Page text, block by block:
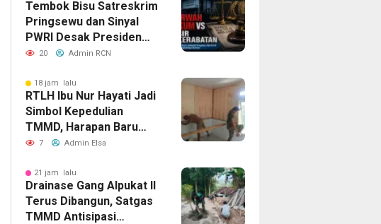
Tembok Bisu Satreskrim
Pringsewu dan Sinyal
PWRI Desak Presiden
Bongkar Kotak Pandora
20 Admin RCN
18 jam lalu
RTLH Ibu Nur Hayati Jadi
Simbol Kepedulian
TMMD, Harapan Baru
Tumbuh di Bukit Pinang
7 Admin Elsa
21 jam lalu
Drainase Gang Alpukat II
Terus Dibangun, Satgas
TMMD Antisipasi